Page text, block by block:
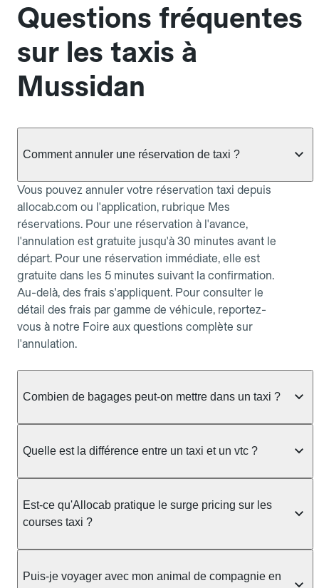
Questions fréquentes
sur les taxis à
Mussidan
Comment annuler une réservation de taxi ?
Vous pouvez annuler votre réservation taxi depuis
allocab.com ou l'application, rubrique Mes
réservations. Pour une réservation à l'avance,
l'annulation est gratuite jusqu'à 30 minutes avant le
départ. Pour une réservation immédiate, elle est
gratuite dans les 5 minutes suivant la confirmation.
Au-delà, des frais s'appliquent. Pour consulter le
détail des frais par gamme de véhicule, reportez-
vous à notre Foire aux questions complète sur
l'annulation.
Combien de bagages peut-on mettre dans un taxi ?
taxi berline accueille en général jusqu'à 3 bagages
ou nombreux, précisez-le dans le champ "Message
au chauffeur" lors de la réservation. Le prix n'est
pas impacté par le nombre de bagages.
Quelle est la différence entre un taxi et un vtc ?
prendre en charge directement dans la rue, à une
station ou sur réservation, avec un tarif au
réservation et propose un prix fixe annoncé à
l'avance. Chez Allocab, réservez facilement votre
Est-ce qu'Allocab pratique le surge pricing sur les
courses taxi ?
réglementation préfectorale et suit un barème
Puis-je voyager avec mon animal de compagnie en